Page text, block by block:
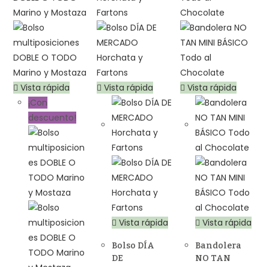
Vista rápida
¡Con
descuento!
Vista rápida
Vista rápida
Bolso DÍA
DE
Vista rápida
Vista rápida
Bandolera
NO TAN